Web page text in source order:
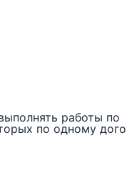
работы по
по одному